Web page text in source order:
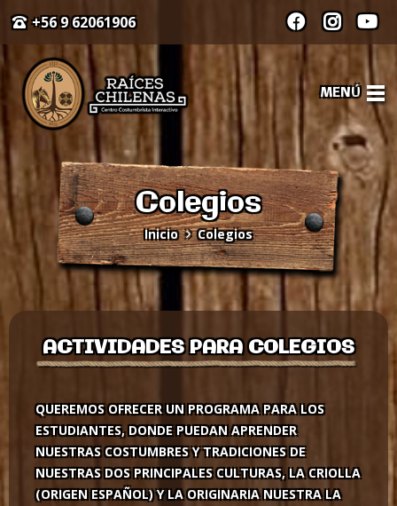
+56 9 62061906
MENÚ
Colegios
Inicio Colegios
ACTIVIDADES PARA COLEGIOS
QUEREMOS OFRECER UN PROGRAMA PARA LOS
ESTUDIANTES, DONDE PUEDAN APRENDER
NUESTRAS COSTUMBRES Y TRADICIONES DE
NUESTRAS DOS PRINCIPALES CULTURAS, LA CRIOLLA
(ORIGEN ESPAÑOL) Y LA ORIGINARIA NUESTRA LA